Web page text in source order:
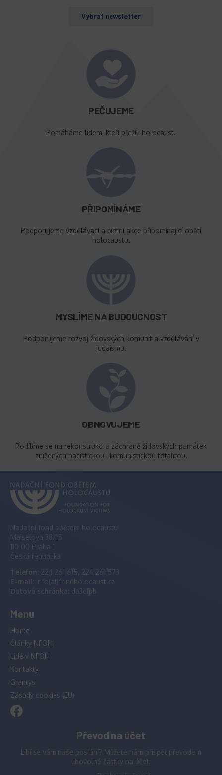
Vybrat newsletter
PEČUJEME
Pomáháme lidem, kteří přežili holocaust.
PŘIPOMÍNÁME
Podporujeme vzdělávací a pietní akce připomínající oběti
holocaustu.
MYSLÍME NA BUDOUCNOST
Podporujeme rozvoj židovských komunit a vzdělávání v
judaismu.
OBNOVUJEME
Podílíme se na rekonstrukci a záchraně židovských památek
zničených nacistickou i komunistickou totalitou.
Nadační fond obětem holocaustu
Maiselova 38/15
110 00 Praha 1
Česká republika
Telefon: 224 261 615, 224 261 573
E-mail: info(at)fondholocaust.cz
Datová schránka: da3cfpb
Menu
Home
Články NFOH
Lidé v NFOH
Kontakty
Grantys
Zásady cookies (EU)
Převod na účet
Líbí se vám naše poslání? Můžete nám přispět převodem
libovolné částky na účet: